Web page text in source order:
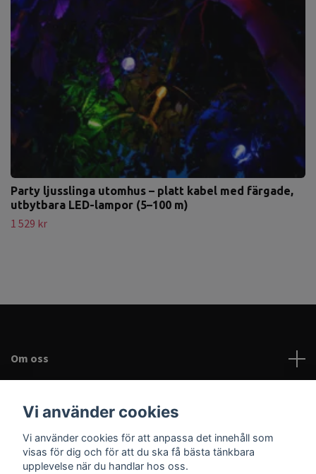
Party ljusslinga utomhus – platt kabel med färgade,
utbytbara LED-lampor (5–100 m)
1 529 kr
Om oss
Läs mer
Vi använder cookies
Vi använder cookies för att anpassa det innehåll som
visas för dig och för att du ska få bästa tänkbara
upplevelse när du handlar hos oss.